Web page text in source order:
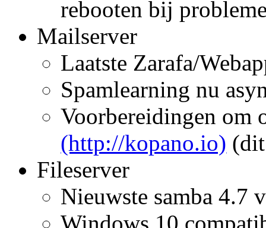
rebooten bij
Mailserver
Laatste Zarafa/
Spamlearning nu
Voorbereidingen om
(http://kopano.io)
Fileserver
Nieuwste samba 4.7
Windows 10